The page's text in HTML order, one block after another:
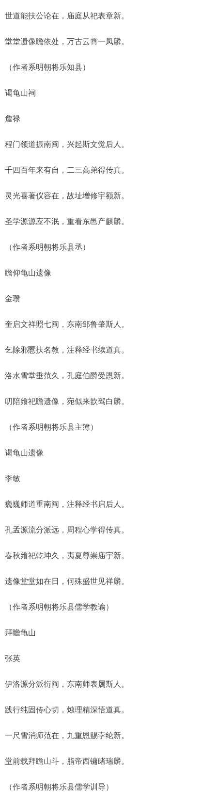
世道能扶公论在，庙庭从祀表章新。
堂堂遗像瞻依处，万古云霄一凤麟。
（作者系明朝将乐知县）
谒龟山祠
詹禄
程门领道振南闽，兴起斯文觉后人。
千四百年来有自，二三高弟得传真。
灵光喜著仪容在，故址增修宇额新。
圣学源源应不泯，重看东邑产麒麟。
（作者系明朝将乐县丞）
瞻仰龟山遗像
金瓒
奎启文祥照七闽，东南邹鲁肇斯人。
乞除邪慝扶名教，注释经书续道真。
洛水雪堂垂范久，孔庭伯爵受恩新。
叨陪飨祀瞻遗像，宛似来歆驾白麟。
（作者系明朝将乐县主簿）
谒龟山遗像
李敏
巍巍师道重南闽，注释经书启后人。
孔孟源流分派远，周程心学得传真。
春秋飨祀乾坤久，夷夏尊崇庙宇新。
遗像堂堂如在日，何殊盛世见祥麟。
（作者系明朝将乐县儒学教谕）
拜瞻龟山
张英
伊洛源分派衍闽，东南师表属斯人。
践行纯固传心切，烛理精深悟道真。
一尺雪消师范在，九重恩赐孛纶新。
堂前载拜瞻山斗，脂帝西镛睹瑞麟。
（作者系明朝将乐县儒学训导）